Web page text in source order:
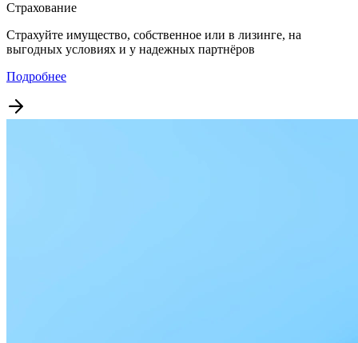
Страхование
Страхуйте имущество, собственное или в лизинге, на
выгодных условиях и у надежных партнёров
Подробнее